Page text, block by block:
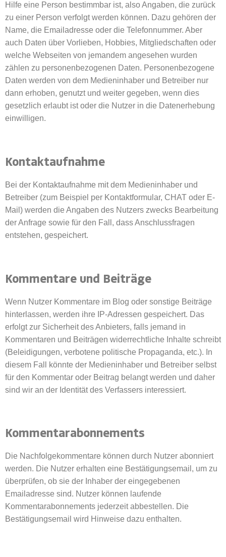
Hilfe eine Person bestimmbar ist, also Angaben, die zurück
zu einer Person verfolgt werden können. Dazu gehören der
Name, die Emailadresse oder die Telefonnummer. Aber
auch Daten über Vorlieben, Hobbies, Mitgliedschaften oder
welche Webseiten von jemandem angesehen wurden
zählen zu personenbezogenen Daten. Personenbezogene
Daten werden von dem Medieninhaber und Betreiber nur
dann erhoben, genutzt und weiter gegeben, wenn dies
gesetzlich erlaubt ist oder die Nutzer in die Datenerhebung
einwilligen.
Kontaktaufnahme
Bei der Kontaktaufnahme mit dem Medieninhaber und
Betreiber (zum Beispiel per Kontaktformular, CHAT oder E-
Mail) werden die Angaben des Nutzers zwecks Bearbeitung
der Anfrage sowie für den Fall, dass Anschlussfragen
entstehen, gespeichert.
Kommentare und Beiträge
Wenn Nutzer Kommentare im Blog oder sonstige Beiträge
hinterlassen, werden ihre IP-Adressen gespeichert. Das
erfolgt zur Sicherheit des Anbieters, falls jemand in
Kommentaren und Beiträgen widerrechtliche Inhalte schreibt
(Beleidigungen, verbotene politische Propaganda, etc.). In
diesem Fall könnte der Medieninhaber und Betreiber selbst
für den Kommentar oder Beitrag belangt werden und daher
sind wir an der Identität des Verfassers interessiert.
Kommentarabonnements
Die Nachfolgekommentare können durch Nutzer abonniert
werden. Die Nutzer erhalten eine Bestätigungsemail, um zu
überprüfen, ob sie der Inhaber der eingegebenen
Emailadresse sind. Nutzer können laufende
Kommentarabonnements jederzeit abbestellen. Die
Bestätigungsemail wird Hinweise dazu enthalten.